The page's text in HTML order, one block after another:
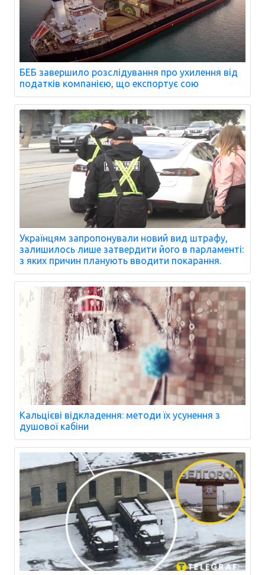
БЕБ завершило розслідування про ухилення від
податків компанією, що експортує сою
Українцям запропонували новий вид штрафу,
залишилось лише затвердити його в парламенті:
з яких причин планують вводити покарання.
Кальцієві відкладення: методи їх усунення з
душової кабіни